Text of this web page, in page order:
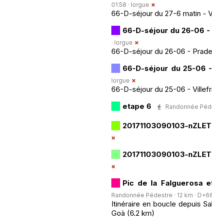
01:58 · lorgue
66-D-séjour du 27-6 matin -
66-D-séjour du 26-06 -
· lorgue
66-D-séjour du 26-06 -
66-D-séjour du 25-06
lorgue
66-D-séjour du 25-06 -
etape 6
Randonnée
20171103090103-nZLET
20171103090103-nZLET
Pic de la Falguerosa
Randonnée Pédestre · 12 km ·
Itinéraire en boucle depuis
Goà (6.2 km)